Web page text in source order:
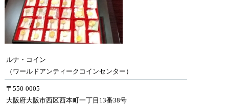
ルナ・コイン
（ワールドアンティークコインセンター）
〒550-0005
大阪府大阪市西区西本町一丁目13番38号